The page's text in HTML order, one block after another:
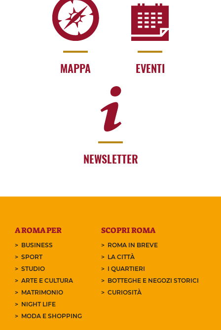
MAPPA EVENTI
NEWSLETTER
A ROMA PER
BUSINESS
SPORT
STUDIO
ARTE E CULTURA
MATRIMONIO
NIGHT LIFE
MODA E SHOPPING
SCOPRI ROMA
ROMA IN BREVE
LA CITTÀ
I QUARTIERI
BOTTEGHE E NEGOZI STORICI
CURIOSITÀ